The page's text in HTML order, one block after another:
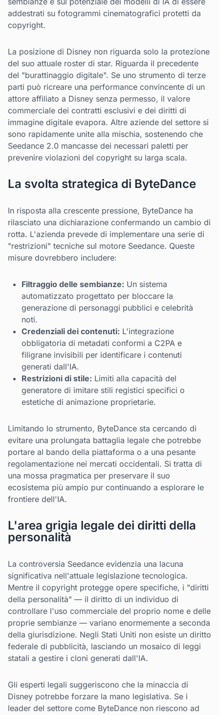
addestrati su fotogrammi cinematografici protetti da
copyright.
La posizione di Disney non riguarda solo la protezione
del suo attuale roster di star. Riguarda il precedente
del "burattinaggio digitale". Se uno strumento di terze
parti può ricreare una performance convincente di un
attore affiliato a Disney senza permesso, il valore
commerciale dei contratti esclusivi e dei diritti di
immagine digitale evapora. Altre aziende del settore si
sono rapidamente unite alla mischia, sostenendo che
Seedance 2.0 mancasse dei necessari paletti per
prevenire violazioni del copyright su larga scala.
La svolta strategica di ByteDance
In risposta alla crescente pressione, ByteDance ha
rilasciato una dichiarazione confermando un cambio di
rotta. L'azienda prevede di implementare una serie di
"restrizioni" tecniche sul motore Seedance. Queste
misure dovrebbero includere:
Filtraggio delle sembianze: Un sistema
automatizzato progettato per bloccare la
generazione di personaggi pubblici e celebrità
noti.
Credenziali dei contenuti: L'integrazione
obbligatoria di metadati conformi a C2PA e
filigrane invisibili per identificare i contenuti
generati dall'IA.
Restrizioni di stile: Limiti alla capacità del
generatore di imitare stili registici specifici o
estetiche di animazione proprietarie.
Limitando lo strumento, ByteDance sta cercando di
evitare una prolungata battaglia legale che potrebbe
portare al bando della piattaforma o a una pesante
regolamentazione nei mercati occidentali. Si tratta di
una mossa pragmatica per preservare il suo
ecosistema più ampio pur continuando a esplorare le
frontiere dell'IA.
L'area grigia legale dei diritti della
personalità
La controversia Seedance evidenzia una lacuna
significativa nell'attuale legislazione tecnologica.
Mentre il copyright protegge opere specifiche, i "diritti
della personalità" — il diritto di un individuo di
controllare l'uso commerciale del proprio nome e delle
proprie sembianze — variano enormemente a seconda
della giurisdizione. Negli Stati Uniti non esiste un diritto
federale di pubblicità, lasciando un mosaico di leggi
statali a gestire i cloni generati dall'IA.
Gli esperti legali suggeriscono che la minaccia di
Disney potrebbe forzare la mano legislativa. Se i
leader del settore come ByteDance non riescono ad